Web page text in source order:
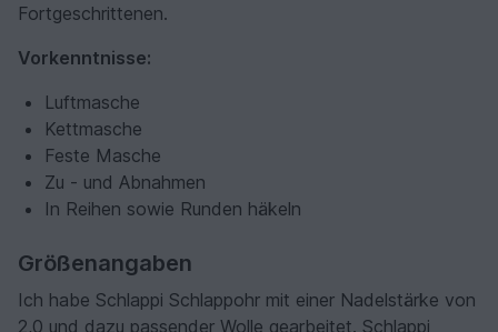
Fortgeschrittenen.
Vorkenntnisse:
Luftmasche
Kettmasche
Feste Masche
Zu - und Abnahmen
In Reihen sowie Runden häkeln
Größenangaben
Ich habe Schlappi Schlappohr mit einer Nadelstärke von
2,0 und dazu passender Wolle gearbeitet. Schlappi